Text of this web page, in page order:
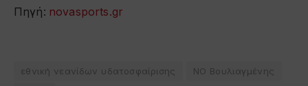
Πηγή: novasports.gr
εθνική νεανίδων υδατοσφαίρισης
ΝΟ Βουλιαγμένης